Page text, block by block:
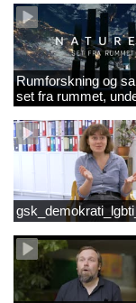
Rumforskning og
set fra rummet,